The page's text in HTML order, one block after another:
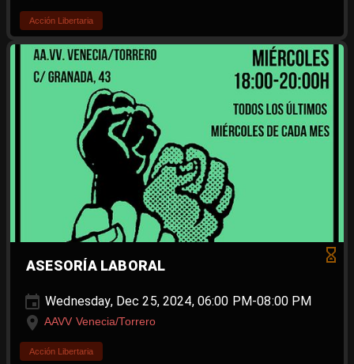
Acción Libertaria
ASESORÍA LABORAL
Wednesday, Dec 25, 2024, 06:00 PM-08:00 PM
AAVV Venecia/Torrero
Acción Libertaria